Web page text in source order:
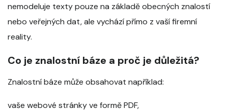
nemodeluje texty pouze na základě obecných znalostí
nebo veřejných dat, ale vychází přímo z vaší firemní
reality.
Co je znalostní báze a proč je důležitá?
Znalostní báze může obsahovat například:
vaše webové stránky ve formě PDF,